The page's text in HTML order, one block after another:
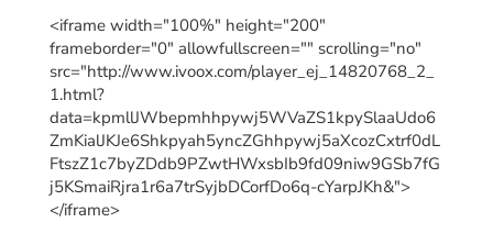
<iframe width="100%" height="200"
frameborder="0" allowfullscreen="" scrolling="no"
src="http://www.ivoox.com/player_ej_14820768_2_
1.html?
data=kpmllJWbepmhhpywj5WVaZS1kpySlaaUdo6
ZmKialJKJe6Shkpyah5yncZGhhpywj5aXcozCxtrf0dL
FtszZ1c7byZDdb9PZwtHWxsbIb9fd09niw9GSb7fG
j5KSmaiRjra1r6a7trSyjbDCorfDo6q-cYarpJKh&">
</iframe>